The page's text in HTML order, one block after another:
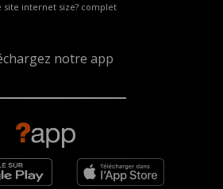
site internet size? complet
notre app